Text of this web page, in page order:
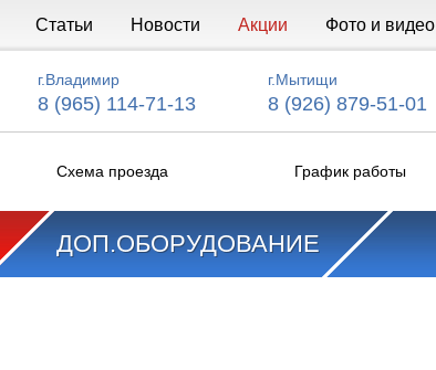
Статьи Новости Акции Фото и видео
г.Владимир
8 (965) 114-71-13
г.Мытищи
8 (926) 879-51-01
Схема проезда График работы
ДОП.ОБОРУДОВАНИЕ